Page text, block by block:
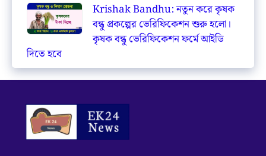
Krishak Bandhu: নতুন করে কৃষক
বন্ধু প্রকল্পের ভেরিফিকেশন শুরু হলো।
কৃষক বন্ধু ভেরিফিকেশন ফর্মে আইডি
দিতে হবে